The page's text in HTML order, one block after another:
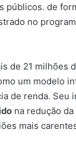
públicos. de
no
de 21 milhões
um modelo
de renda. Seu
na redução
mais